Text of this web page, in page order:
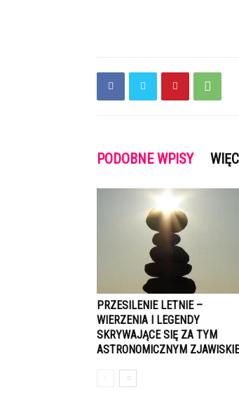
PODOBNE WPISY
PRZESILENIE LETNIE –
WIERZENIA I LEGENDY
SKRYWAJĄCE SIĘ ZA TYM
ASTRONOMICZNYM